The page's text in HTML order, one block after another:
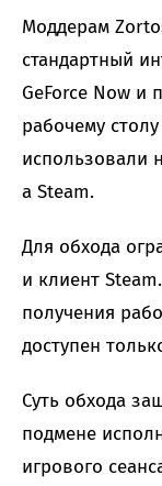
Моддерам
стандартный
GeForce Now и
рабочему
использовали
а Steam.
Для обхода
и клиент
получения
доступен
Суть обхода
подмене
игрового